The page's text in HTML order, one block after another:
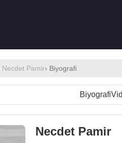
Necdet Pamir› Biyografi
Biyografi
Necdet Pamir